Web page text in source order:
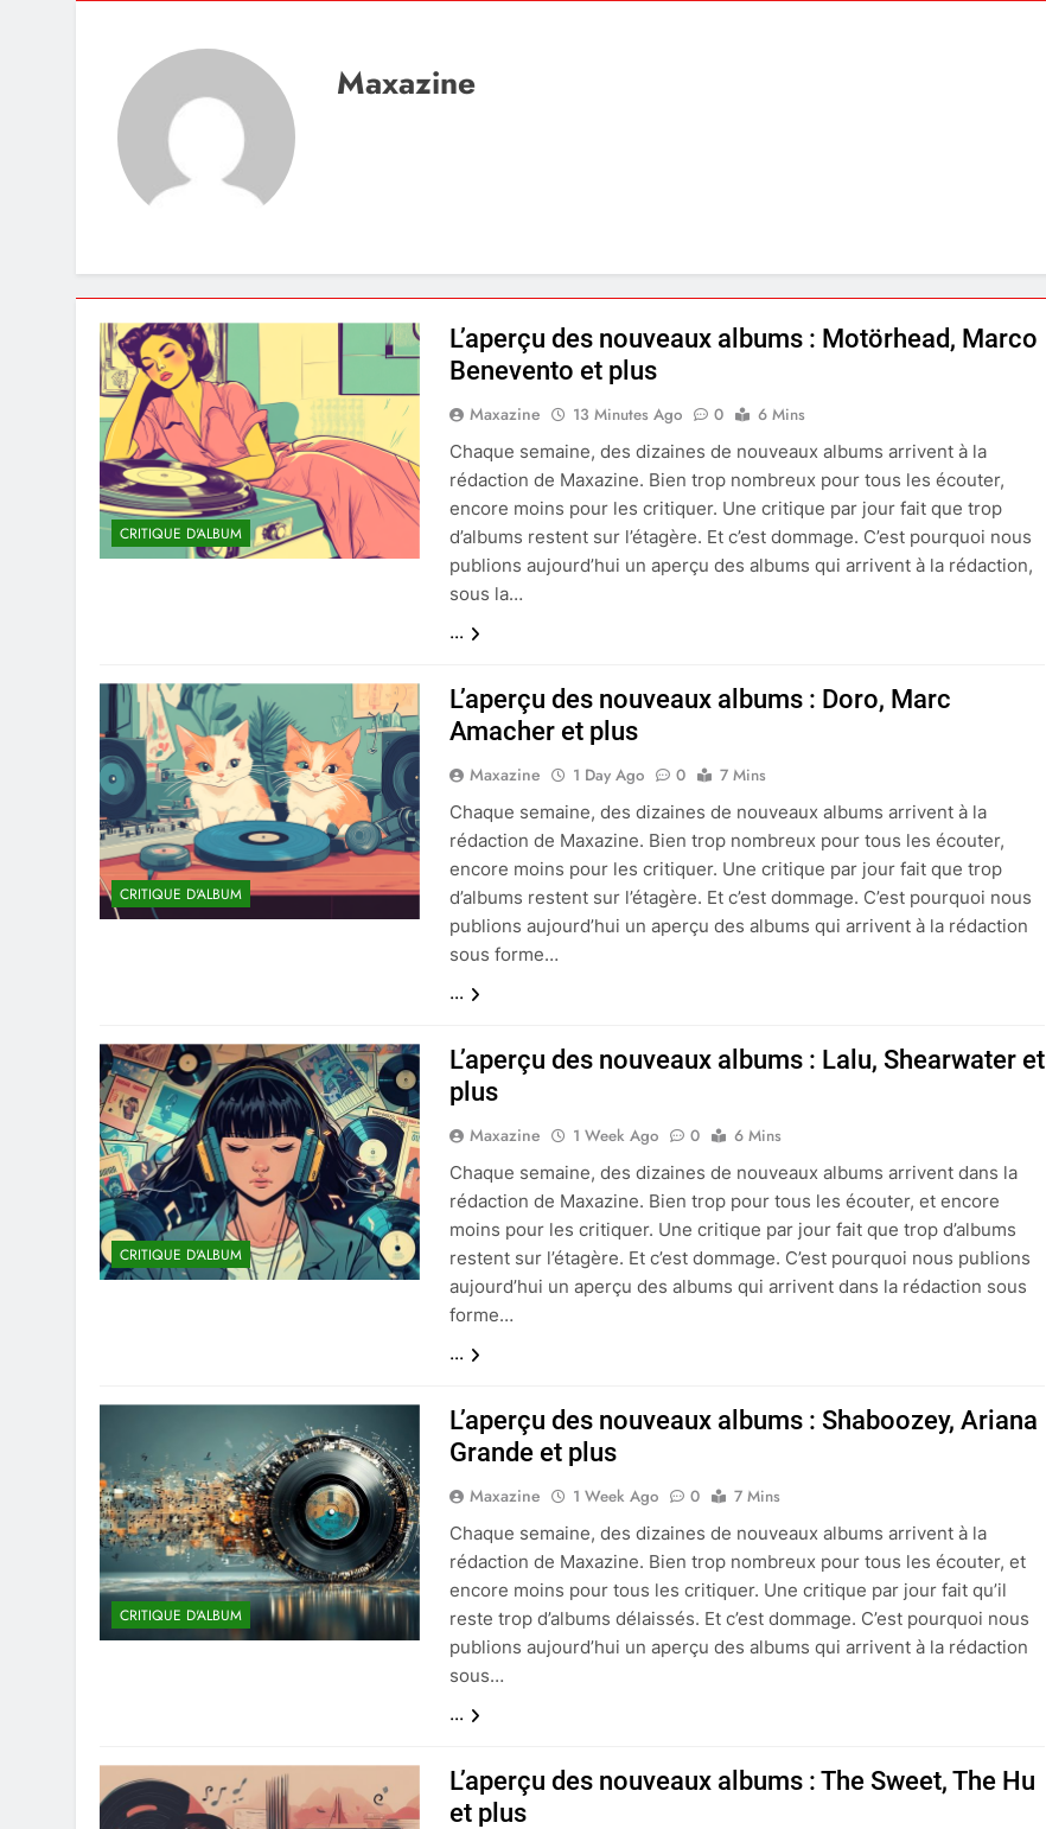
Maxazine
CRITIQUE D'ALBUM
L’aperçu des nouveaux albums : Motörhead, Marco
Benevento et plus
Maxazine 13 Minutes Ago 0
6 Mins
Chaque semaine, des dizaines de nouveaux albums arrivent à la
rédaction de Maxazine. Bien trop nombreux pour tous les écouter,
encore moins pour les critiquer. Une critique par jour fait que trop
d’albums restent sur l’étagère. Et c’est dommage. C’est pourquoi nous
publions aujourd’hui un aperçu des albums qui arrivent à la rédaction,
sous la…
...
CRITIQUE D'ALBUM
L’aperçu des nouveaux albums : Doro, Marc
Amacher et plus
Maxazine 1 Day Ago 0
7 Mins
Chaque semaine, des dizaines de nouveaux albums arrivent à la
rédaction de Maxazine. Bien trop nombreux pour tous les écouter,
encore moins pour les critiquer. Une critique par jour fait que trop
d’albums restent sur l’étagère. Et c’est dommage. C’est pourquoi nous
publions aujourd’hui un aperçu des albums qui arrivent à la rédaction
sous forme…
...
CRITIQUE D'ALBUM
L’aperçu des nouveaux albums : Lalu, Shearwater et
plus
Maxazine 1 Week Ago 0
6 Mins
Chaque semaine, des dizaines de nouveaux albums arrivent dans la
rédaction de Maxazine. Bien trop pour tous les écouter, et encore
moins pour les critiquer. Une critique par jour fait que trop d’albums
restent sur l’étagère. Et c’est dommage. C’est pourquoi nous publions
aujourd’hui un aperçu des albums qui arrivent dans la rédaction sous
forme…
...
CRITIQUE D'ALBUM
L’aperçu des nouveaux albums : Shaboozey, Ariana
Grande et plus
Maxazine 1 Week Ago 0
7 Mins
Chaque semaine, des dizaines de nouveaux albums arrivent à la
rédaction de Maxazine. Bien trop nombreux pour tous les écouter, et
encore moins pour tous les critiquer. Une critique par jour fait qu’il
reste trop d’albums délaissés. Et c’est dommage. C’est pourquoi nous
publions aujourd’hui un aperçu des albums qui arrivent à la rédaction
sous…
...
L’aperçu des nouveaux albums : The Sweet, The Hu
et plus